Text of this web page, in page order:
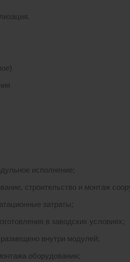
исполнение;
строительство и монтаж
затраты;
в заводских условиях;
внутри модулей;
оборудования;